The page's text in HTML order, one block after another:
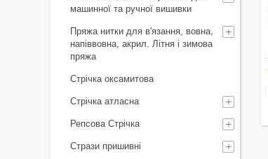
машинної та ручної вишивки
Пряжа нитки для в'язання, вовна,
напіввовна, акрил. Літня і зимова
пряжа
Стрічка оксамитова
Стрічка атласна
Репсова Стрічка
Стрази пришивні